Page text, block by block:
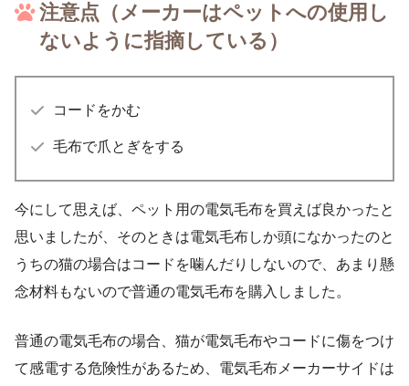
注意点（メーカーはペットへの使用し
ないように指摘している）
コードをかむ
毛布で爪とぎをする
今にして思えば、ペット用の電気毛布を買えば良かったと
思いましたが、そのときは電気毛布しか頭になかったのと
うちの猫の場合はコードを噛んだりしないので、あまり懸
念材料もないので普通の電気毛布を購入しました。
普通の電気毛布の場合、猫が電気毛布やコードに傷をつけ
て感電する危険性があるため、電気毛布メーカーサイドは